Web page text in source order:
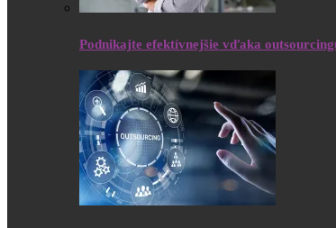
Podnikajte efektívnejšie vďaka